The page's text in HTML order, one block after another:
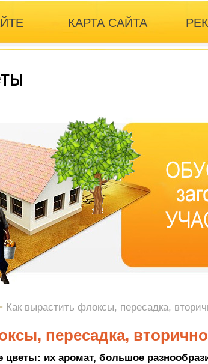
КАРТА САЙТА
• Как вырастить флоксы, пересадка,
пересадка,
их аромат, большое